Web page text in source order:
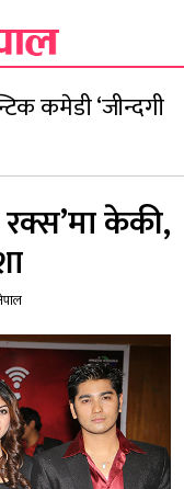
कमेडी ‘जीन्दगी
रक्स’मा केकी,